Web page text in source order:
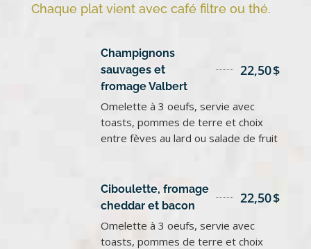
Chaque plat vient avec café filtre ou thé.
Champignons
sauvages et
fromage Valbert
$
22,50
Omelette à 3 oeufs, servie avec
toasts, pommes de terre et choix
entre fèves au lard ou salade de fruit
Ciboulette, fromage
cheddar et bacon
$
22,50
Omelette à 3 oeufs, servie avec
toasts, pommes de terre et choix